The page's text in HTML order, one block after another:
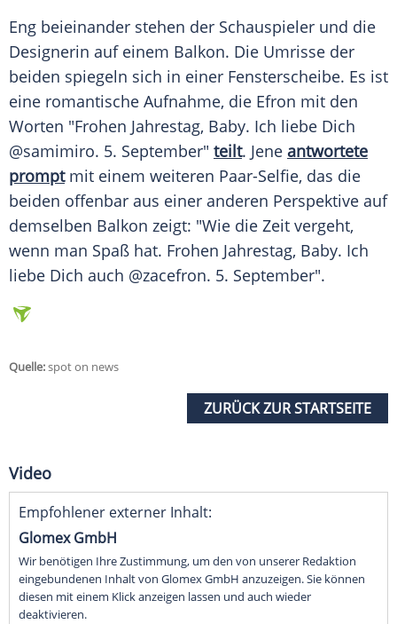
Eng beieinander stehen der Schauspieler und die
Designerin auf einem Balkon. Die Umrisse der
beiden spiegeln sich in einer Fensterscheibe. Es ist
eine romantische Aufnahme, die Efron mit den
Worten "Frohen Jahrestag, Baby. Ich liebe Dich
@samimiro. 5. September" teilt. Jene antwortete
promptmit einem weiteren Paar-Selfie, das die
beiden offenbar aus einer anderen Perspektive auf
demselben Balkon zeigt: "Wie die Zeit vergeht,
wenn man Spaß hat. Frohen Jahrestag, Baby. Ich
liebe Dich auch @zacefron. 5. September".
Quelle:spot on news
ZURÜCK ZUR STARTSEITE
Video
Empfohlener externer Inhalt:
Glomex GmbH
Wir benötigen Ihre Zustimmung, um den von unserer Redaktion
eingebundenen Inhalt von Glomex GmbH anzuzeigen. Sie können
diesen mit einem Klick anzeigen lassen und auch wieder
deaktivieren.